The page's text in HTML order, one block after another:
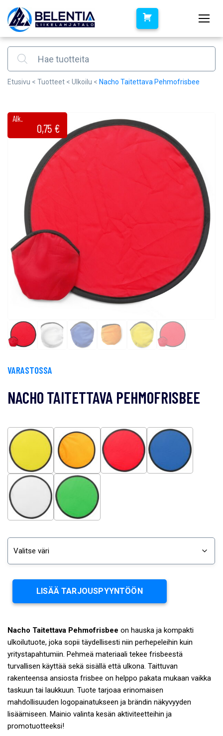
Products search
Etusivu < Tuotteet < Ulkoilu < Nacho Taitettava Pehmofrisbee
Alk.
0,75 €
VARASTOSSA
NACHO TAITETTAVA PEHMOFRISBEE
Nacho Taitettava Pehmofrisbee on hauska ja kompakti
ulkoilutuote, joka sopii täydellisesti niin perhepeleihin kuin
yritystapahtumiin. Pehmeä materiaali tekee frisbeestä
turvallisen käyttää sekä sisällä että ulkona. Taittuvan
rakenteensa ansiosta frisbee on helppo pakata mukaan vaikka
taskuun tai laukkuun. Tuote tarjoaa erinomaisen
mahdollisuuden logopainatukseen ja brändin näkyvyyden
lisäämiseen. Mainio valinta kesän aktiviteetteihin ja
promotuotteeksi!
LISÄÄ TARJOUSPYYNTÖÖN